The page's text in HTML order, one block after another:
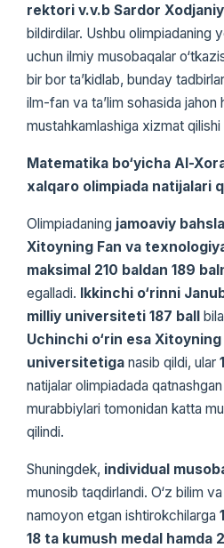
rektori v.v.b Sardor
bildirdilar. Ushbu olimpiadaning
uchun ilmiy musobaqalar
bir bor ta’kidlab, bunday
ilm-fan va ta’lim sohasida jahon
mustahkamlashiga xizmat
Matematika bo‘yicha Al-
xalqaro olimpiada natijalari
Olimpiadaning jamoaviy
Xitoyning Fan va
maksimal 210 baldan 189
egalladi. Ikkinchi o‘rinni
milliy universiteti 187 ball
Uchinchi o‘rin esa
universitetiga nasib qildi, ular
natijalar olimpiadada
murabbiylari tomonidan katta
qilindi.
Shuningdek, individual
munosib taqdirlandi. O‘z bilim
namoyon etgan ishtirokchilarga
18 ta kumush medal hamda